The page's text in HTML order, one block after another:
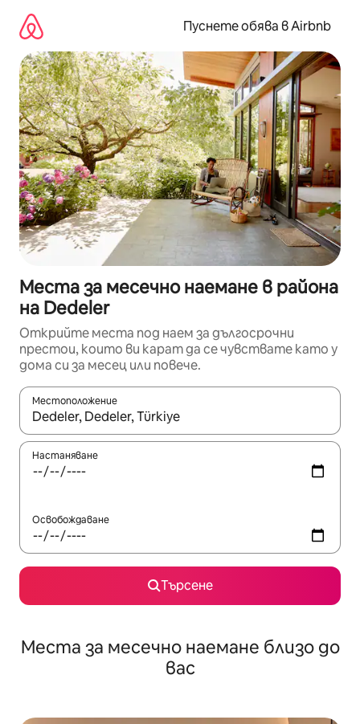
съдържанието
Пуснете обява в Airbnb
Места за месечно наемане в района
на Dedeler
Открийте места под наем за дългосрочни
престои, които ви карат да се чувствате като у
дома си за месец или повече.
Местоположение
Когато резултатите се покажат, използвайте
Настаняване
Освобождаване
Търсене
Места за месечно наемане близо до
вас